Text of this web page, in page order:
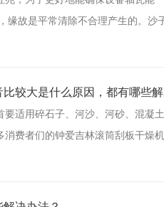
故是平常清除不合理产生的。
较大是什么原因，都有哪些解
适用碎石子、河沙、河砂、混
费者们的钟爱吉林滚筒刮板干燥